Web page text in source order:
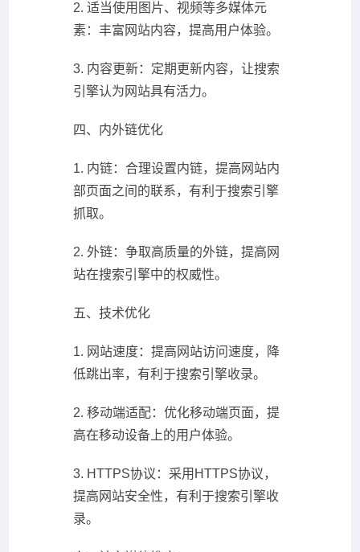
2. 适当使用图片、视频等多媒体元
素：丰富网站内容，提高用户体验。
3. 内容更新：定期更新内容，让搜索
引擎认为网站具有活力。
四、内外链优化
1. 内链：合理设置内链，提高网站内
部页面之间的联系，有利于搜索引擎
抓取。
2. 外链：争取高质量的外链，提高网
站在搜索引擎中的权威性。
五、技术优化
1. 网站速度：提高网站访问速度，降
低跳出率，有利于搜索引擎收录。
2. 移动端适配：优化移动端页面，提
高在移动设备上的用户体验。
3. HTTPS协议：采用HTTPS协议，
提高网站安全性，有利于搜索引擎收
录。